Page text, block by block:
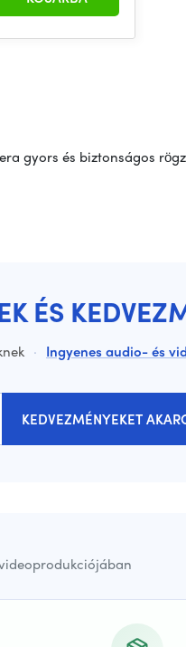
gyors és biztonságos
ÉS
· Ingyenes audio- és
KEDVEZMÉNYEKET